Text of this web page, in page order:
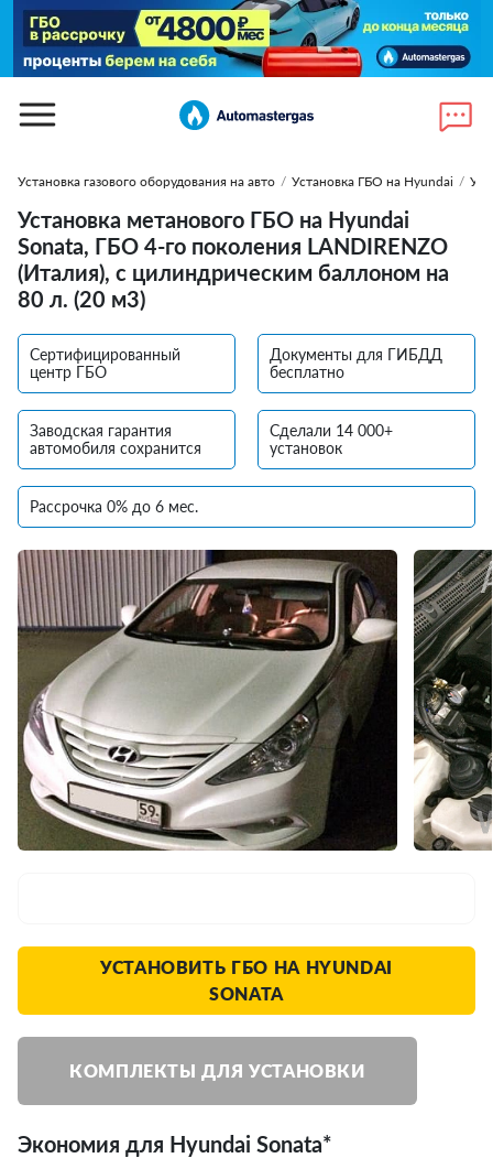
Установка газового оборудования на авто / Установка ГБО на Hyundai /
Установка метанового ГБО на Hyundai
Sonata, ГБО 4-го поколения LANDIRENZO
(Италия), с цилиндрическим баллоном на
80 л. (20 м3)
Сертифицированный
центр ГБО
Документы для ГИБДД
бесплатно
Заводская гарантия
автомобиля сохранится
Сделали 14 000+
установок
Рассрочка 0% до 6 мес.
УСТАНОВИТЬ ГБО НА HYUNDAI
SONATA
КОМПЛЕКТЫ ДЛЯ УСТАНОВКИ
Экономия для Hyundai Sonata*